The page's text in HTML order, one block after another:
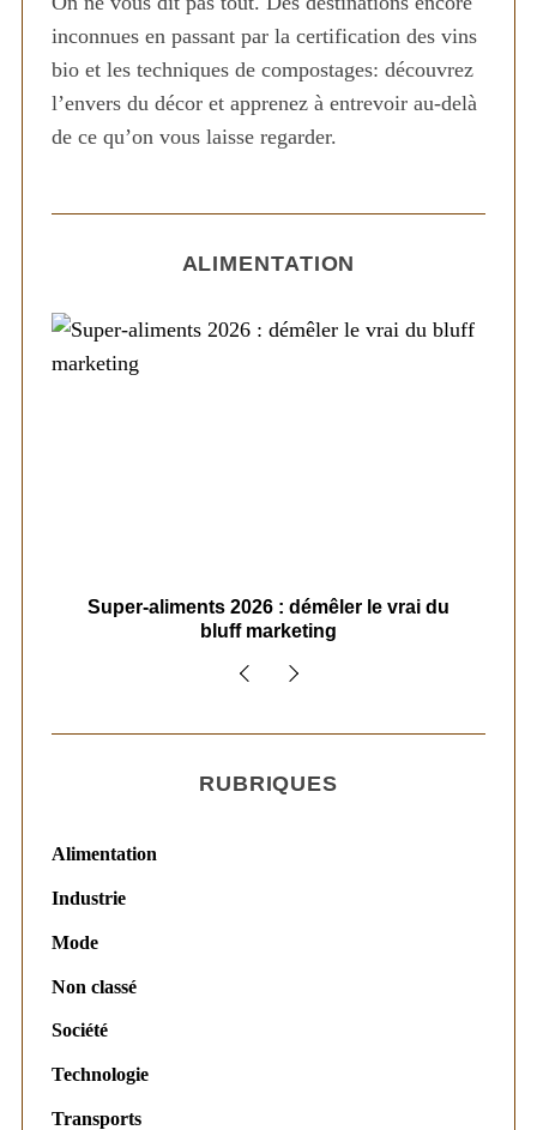
inconnues en passant par la certification des vins
bio et les techniques de compostages: découvrez
l’envers du décor et apprenez à entrevoir au-delà
de ce qu’on vous laisse regarder.
ALIMENTATION
Super-aliments 2026 : démêler le vrai du
bluff marketing
RUBRIQUES
Alimentation
Industrie
Mode
Non classé
Société
Technologie
Transports